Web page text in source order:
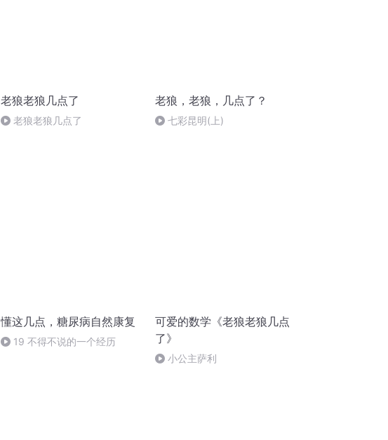
老狼老狼几点了
老狼老狼几点了
老狼，老狼，几点了？
七彩昆明(上)
懂这几点，糖尿病自然康复
19 不得不说的一个经历
可爱的数学《老狼老狼几点
了》
小公主萨利